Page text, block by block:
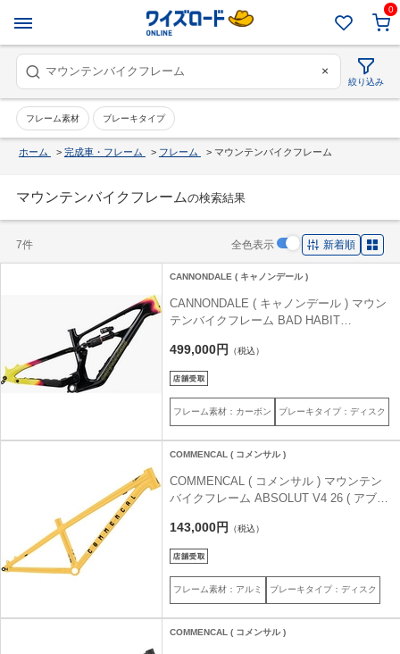
0
×
絞り込み
フレーム素材 ブレーキタイプ
ホーム > 完成車・フレーム > フレーム > マウンテンバイクフレーム
マウンテンバイクフレームの検索結果
7件 全色表示 新着順
CANNONDALE ( キャノンデール )
CANNONDALE ( キャノンデール ) マウン
テンバイクフレーム BAD HABIT
ット ) ブラック/WOWカラー MD ( 身長目
安170cm前後 )
499,000円 （税込）
フレーム素材：カーボン ブレーキタイプ：ディスク
COMMENCAL ( コメンサル )
COMMENCAL ( コメンサル ) マウンテン
バイクフレーム ABSOLUT V4 26 ( アブソ
M (身長目安165-185cm前後)
143,000円 （税込）
フレーム素材：アルミ ブレーキタイプ：ディスク
COMMENCAL ( コメンサル )